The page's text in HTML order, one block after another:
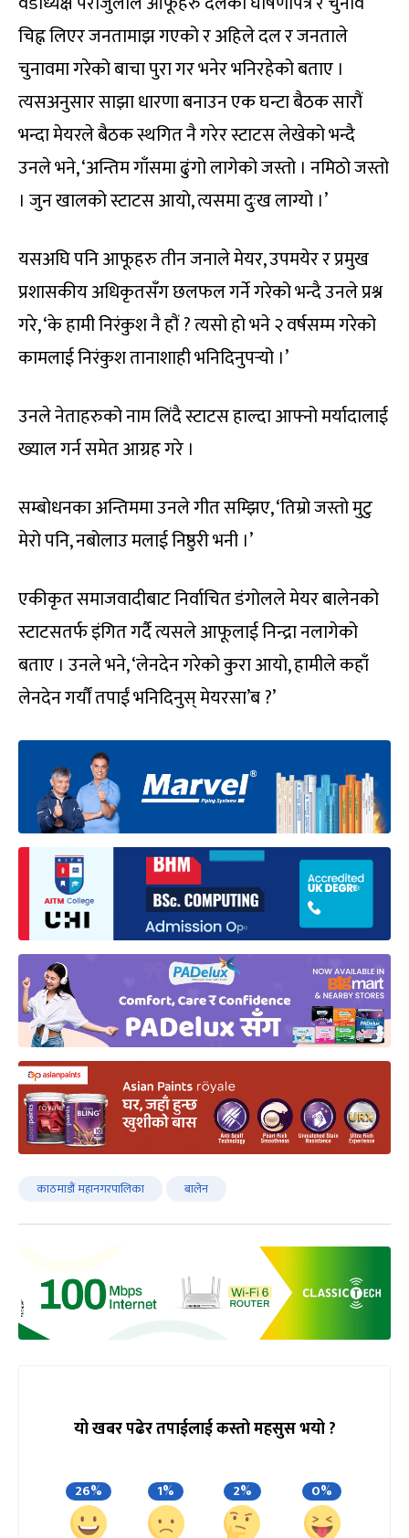
चिह्न लिएर जनतामाझ गएको र अहिले दल र जनताले
चुनावमा गरेको बाचा पुरा गर भनेर भनिरहेको बताए ।
त्यसअनुसार साझा धारणा बनाउन एक घन्टा बैठक सारौं
भन्दा मेयरले बैठक स्थगित नै गरेर स्टाटस लेखेको भन्दै
उनले भने, ‘अन्तिम गाँसमा ढुंगो लागेको जस्तो । नमिठो जस्तो
। जुन खालको स्टाटस आयो, त्यसमा दुःख लाग्यो ।’
यसअघि पनि आफूहरु तीन जनाले मेयर, उपमयेर र प्रमुख
प्रशासकीय अधिकृतसँग छलफल गर्ने गरेको भन्दै उनले प्रश्न
गरे, ‘के हामी निरंकुश नै हौं ? त्यसो हो भने २ वर्षसम्म गरेको
कामलाई निरंकुश तानाशाही भनिदिनुपर्‍यो ।’
उनले नेताहरुको नाम लिंदै स्टाटस हाल्दा आफ्नो मर्यादालाई
ख्याल गर्न समेत आग्रह गरे ।
सम्बोधनका अन्तिममा उनले गीत सम्झिए, ‘तिम्रो जस्तो मुटु
मेरो पनि, नबोलाउ मलाई निष्ठुरी भनी ।’
एकीकृत समाजवादीबाट निर्वाचित डंगोलले मेयर बालेनको
स्टाटसतर्फ इंगित गर्दै त्यसले आफूलाई निन्द्रा नलागेको
बताए । उनले भने, ‘लेनदेन गरेको कुरा आयो, हामीले कहाँ
लेनदेन गर्यौं तपाईं भनिदिनुस् मेयरसा’ब ?’
काठमाडौं महानगरपालिका बालेन
यो खबर पढेर तपाईलाई कस्तो महसुस भयो ?
26% 1% 2% 0%